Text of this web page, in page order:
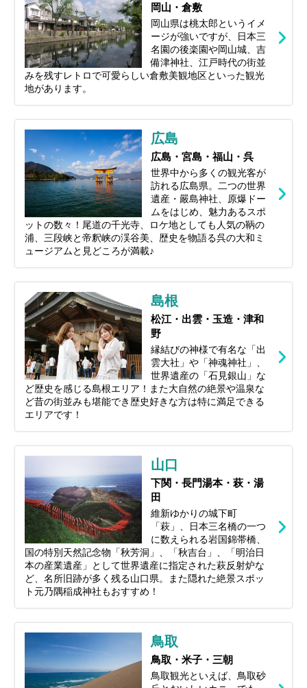
岡山・倉敷
岡山県は桃太郎というイメ
ージが強いですが、日本三
名園の後楽園や岡山城、吉
備津神社、江戸時代の街並
みを残すレトロで可愛らしい倉敷美観地区といった観光
地があります。
広島
広島・宮島・福山・呉
世界中から多くの観光客が
訪れる広島県。二つの世界
遺産・嚴島神社、原爆ドー
ムをはじめ、魅力あるスポ
ットの数々！尾道の千光寺、ロケ地としても人気の鞆の
浦、三段峡と帝釈峡の渓谷美、歴史を物語る呉の大和ミ
ュージアムと見どころが満載♪
島根
松江・出雲・玉造・津和
野
縁結びの神様で有名な「出
雲大社」や「神魂神社」、
世界遺産の「石見銀山」な
ど歴史を感じる島根エリア！また大自然の絶景や温泉な
ど昔の街並みも堪能でき歴史好きな方は特に満足できる
エリアです！
山口
下関・長門湯本・萩・湯
田
維新ゆかりの城下町
「萩」、日本三名橋の一つ
に数えられる岩国錦帯橋、
国の特別天然記念物「秋芳洞」、「秋吉台」、「明治日
本の産業遺産」として世界遺産に指定された萩反射炉な
ど、名所旧跡が多く残る山口県。また隠れた絶景スポッ
ト元乃隅稲成神社もおすすめ！
鳥取
鳥取・米子・三朝
鳥取観光といえば、鳥取砂